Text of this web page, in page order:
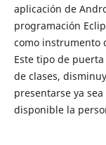
aplicación de
programación
como instrumento
Este tipo de
de clases,
presentarse ya
disponible la